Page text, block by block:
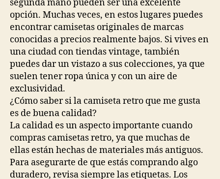
segunda mano pueden ser una excelente
opción. Muchas veces, en estos lugares puedes
encontrar camisetas originales de marcas
conocidas a precios realmente bajos. Si vives en
una ciudad con tiendas vintage, también
puedes dar un vistazo a sus colecciones, ya que
suelen tener ropa única y con un aire de
exclusividad.
¿Cómo saber si la camiseta retro que me gusta
es de buena calidad?
La calidad es un aspecto importante cuando
compras camisetas retro, ya que muchas de
ellas están hechas de materiales más antiguos.
Para asegurarte de que estás comprando algo
duradero, revisa siempre las etiquetas. Los